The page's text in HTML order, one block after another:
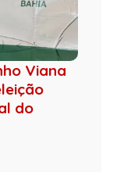
Viana
do